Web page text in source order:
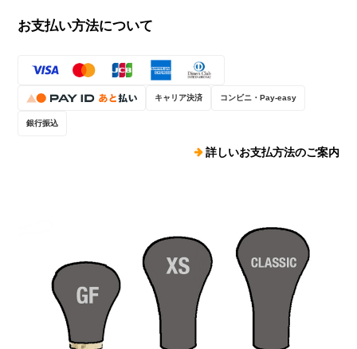
お支払い方法について
キャリア決済 コンビニ・Pay-easy
銀行振込
詳しいお支払方法のご案内